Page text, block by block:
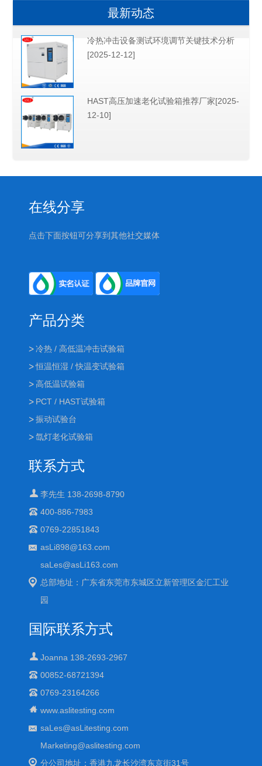
最新动态
冷热冲击设备测试环境调节关键技术分析
[2025-12-12]
HAST高压加速老化试验箱推荐厂家[2025-
12-10]
在线分享
点击下面按钮可分享到其他社交媒体
产品分类
冷热 / 高低温冲击试验箱
恒温恒湿 / 快温变试验箱
高低温试验箱
PCT / HAST试验箱
振动试验台
氙灯老化试验箱
联系方式
李先生 138-2698-8790
400-886-7983
0769-22851843
asLi898@163.com
saLes@asLi163.com
总部地址：广东省东莞市东城区立新管理区金汇工业
园
国际联系方式
Joanna 138-2693-2967
00852-68721394
0769-23164266
www.aslitesting.com
saLes@asLitesting.com
Marketing@aslitesting.com
分公司地址：香港九龙长沙湾东京街31号